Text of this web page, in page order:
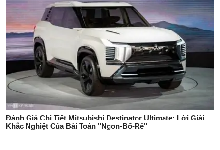
Đánh Giá Chi Tiết Mitsubishi Destinator Ultimate: Lời Giải
Khắc Nghiệt Của Bài Toán "Ngon-Bổ-Rẻ"